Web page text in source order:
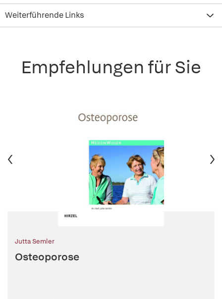
Weiterführende Links
Empfehlungen für Sie
Jutta Semler
Osteoporose